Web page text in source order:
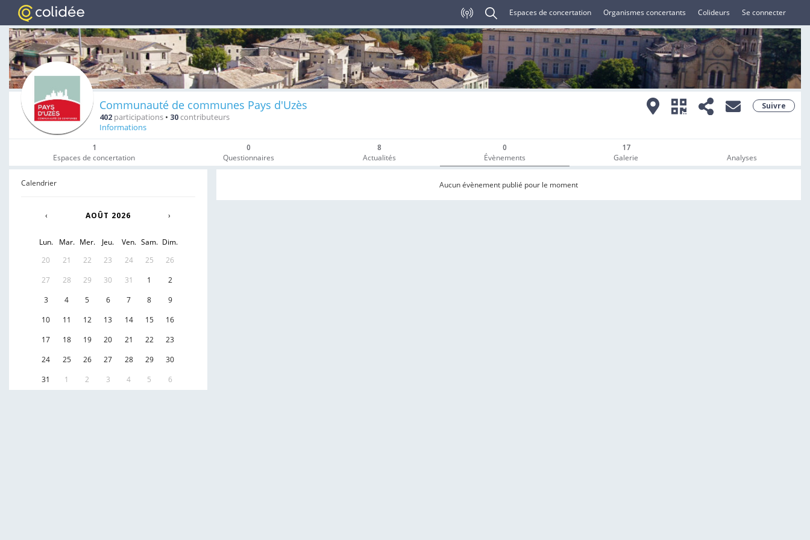
Espaces de concertation Organismes concertants Colideurs Se connecter
Communauté de communes Pays d'Uzès
402 participations • 30contributeurs
Informations
Suivre
1
Espaces de concertation
0
Questionnaires
8
Actualités
0
Évènements
17
Galerie
Analyses
Calendrier
‹ AOÛT 2026 ›
Lun. Mar. Mer. Jeu. Ven. Sam. Dim.
20
21 22 23 24 25
26
27
28 29 30 31 1
2
3
4 5 6 7 8
9
10
11 12 13 14 15
16
17
18 19 20 21 22
23
24
25 26 27 28 29
30
31
1 2 3 4 5 6
Aucun évènement publié pour le moment